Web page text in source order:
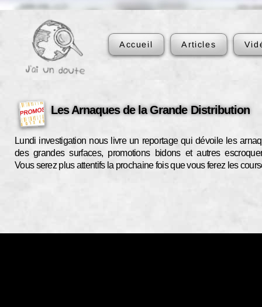
Accueil Articles
Les Arnaques de la Grande Distribution
Lundi investigation nous livre un reportage qui dévoile les
des grandes surfaces, promotions bidons et autres
Vous serez plus attentifs la prochaine fois que vous ferez les